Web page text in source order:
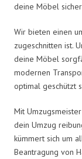
deine Möbel
Wir bieten einen
zugeschnitten ist.
deine Möbel
modernen
optimal geschützt
Mit
dein Umzug
kümmert sich um
Beantragung von